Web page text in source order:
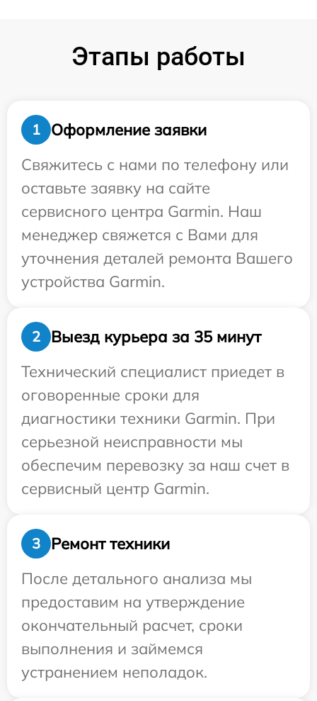
Этапы работы
1
Оформление заявки
Свяжитесь с нами по телефону или
оставьте заявку на сайте
сервисного центра Garmin. Наш
менеджер свяжется с Вами для
уточнения деталей ремонта Вашего
устройства Garmin.
2
Выезд курьера за 35 минут
Технический специалист приедет в
оговоренные сроки для
диагностики техники Garmin. При
серьезной неисправности мы
обеспечим перевозку за наш счет в
сервисный центр Garmin.
3
Ремонт техники
После детального анализа мы
предоставим на утверждение
окончательный расчет, сроки
выполнения и займемся
устранением неполадок.